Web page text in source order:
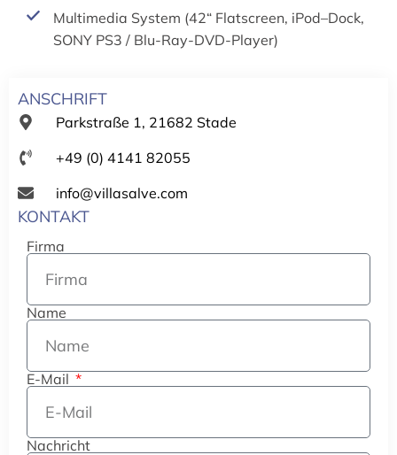
Multimedia System (42“ Flatscreen, iPod–Dock,
SONY PS3 / Blu-Ray-DVD-Player)
ANSCHRIFT
Parkstraße 1, 21682 Stade
+49 (0) 4141 82055
info@villasalve.com
KONTAKT
Firma
Name
E-Mail
Nachricht